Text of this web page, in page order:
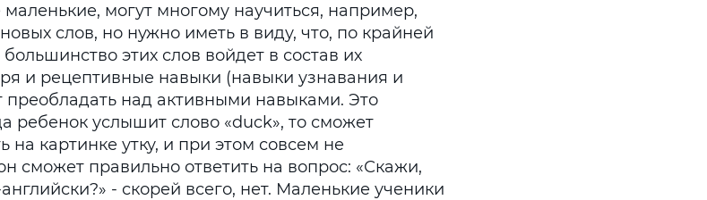
могут многому научиться, например,
слов, но нужно иметь в виду, что, по крайней
этих слов войдет в состав их
и рецептивные навыки (навыки узнавания и
преобладать над активными навыками. Это
ребенок услышит слово «duck», то сможет
на картинке утку, и при этом совсем не
сможет правильно ответить на вопрос: «Скажи,
- скорей всего, нет. Маленькие ученики